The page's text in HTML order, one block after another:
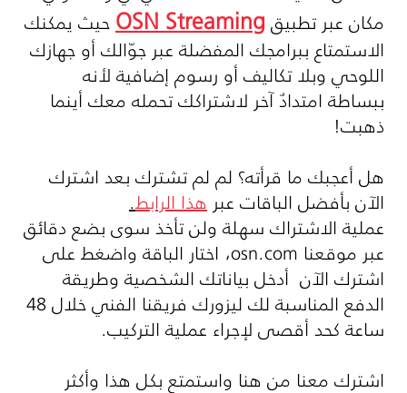
مكان عبر تطبيقOSN Streamingحيث يمكنك
الاستمتاع ببرامجك المفضلة عبر جوّالك أو جهازك
اللوحي وبلا تكاليف أو رسوم إضافية لأنه
ببساطة امتدادٌ آخر لاشتراكك تحمله معك أينما
ذهبت!
هل أعجبك ما قرأته؟ لم لم تشترك بعد اشترك
الآن بأفضل الباقات عبرهذا الرابط.
عملية الاشتراك سهلة ولن تأخذ سوى بضع دقائق
عبر موقعنا osn.com، اختار الباقة واضغط على
اشترك الآن أدخل بياناتك الشخصية وطريقة
الدفع المناسبة لك ليزورك فريقنا الفني خلال 48
ساعة كحد أقصى لإجراء عملية التركيب.
اشترك معنا من هنا واستمتع بكل هذا وأكثر